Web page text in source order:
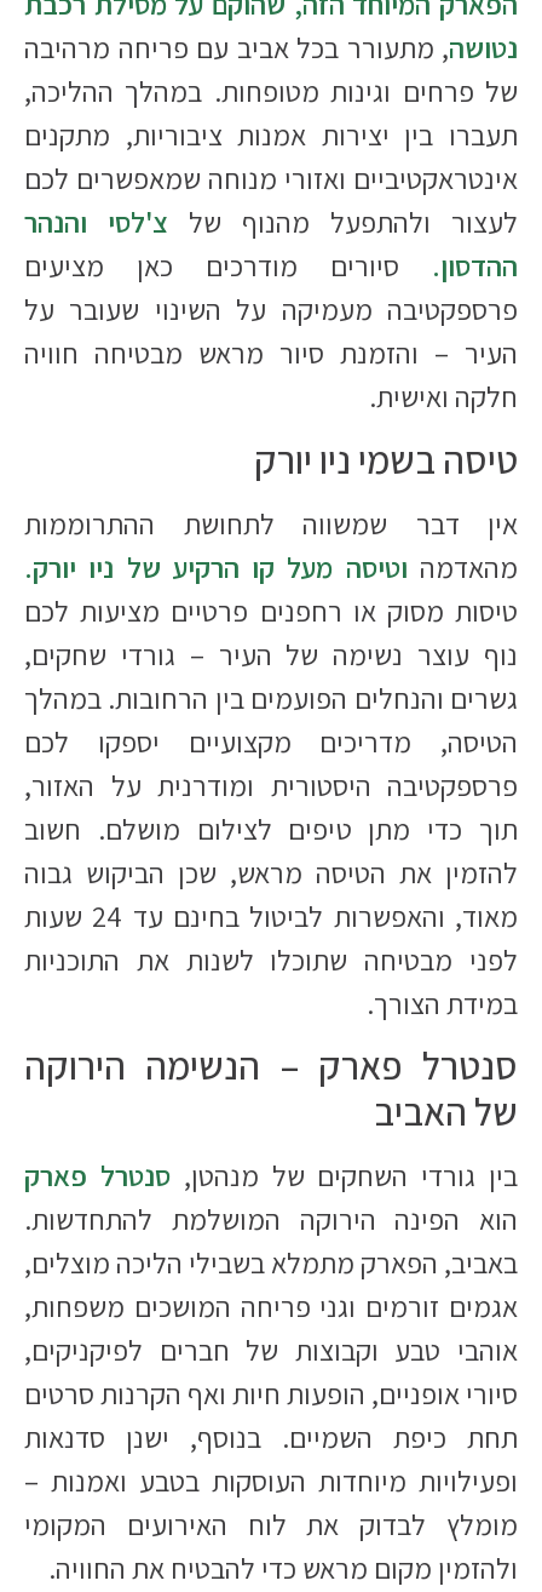
נטושה, מתעורר בכל אביב עם פריחה מרהיבה
של פרחים וגינות מטופחות. במהלך ההליכה,
תעברו בין יצירות אמנות ציבוריות, מתקנים
אינטראקטיביים ואזורי מנוחה שמאפשרים לכם
לעצור ולהתפעל מהנוף של צ'לסי והנהר
ההדסון. סיורים מודרכים כאן מציעים
פרספקטיבה מעמיקה על השינוי שעובר על
העיר – והזמנת סיור מראש מבטיחה חוויה
חלקה ואישית.
טיסה בשמי ניו יורק
אין דבר שמשווה לתחושת ההתרוממות
מהאדמה וטיסה מעל קו הרקיע של ניו יורק.
טיסות מסוק או רחפנים פרטיים מציעות לכם
נוף עוצר נשימה של העיר – גורדי שחקים,
גשרים והנחלים הפועמים בין הרחובות. במהלך
הטיסה, מדריכים מקצועיים יספקו לכם
פרספקטיבה היסטורית ומודרנית על האזור,
תוך כדי מתן טיפים לצילום מושלם. חשוב
להזמין את הטיסה מראש, שכן הביקוש גבוה
מאוד, והאפשרות לביטול בחינם עד 24 שעות
לפני מבטיחה שתוכלו לשנות את התוכניות
במידת הצורך.
סנטרל פארק – הנשימה הירוקה
של האביב
בין גורדי השחקים של מנהטן,סנטרל פארק
הוא הפינה הירוקה המושלמת להתחדשות.
באביב, הפארק מתמלא בשבילי הליכה מוצלים,
אגמים זורמים וגני פריחה המושכים משפחות,
אוהבי טבע וקבוצות של חברים לפיקניקים,
סיורי אופניים, הופעות חיות ואף הקרנות סרטים
תחת כיפת השמיים. בנוסף, ישנן סדנאות
ופעילויות מיוחדות העוסקות בטבע ואמנות –
מומלץ לבדוק את לוח האירועים המקומי
ולהזמין מקום מראש כדי להבטיח את החוויה.